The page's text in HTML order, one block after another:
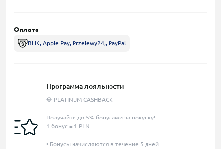
Оплата
BLIK, Apple Pay, Przelewy24,, PayPal
Программа лояльности
💎 PLATINUM CASHBACK
Получайте до 5% бонусами за покупку!
1 бонус = 1 PLN
• Бонусы начисляются в течение 5 дней